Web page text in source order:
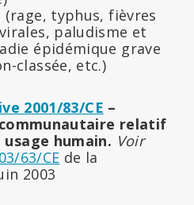
typhus, fièvres
paludisme et
épidémique grave
classée, etc.)
2001/83/CE –
relatif
humain. Voir
63/CE de la
2003